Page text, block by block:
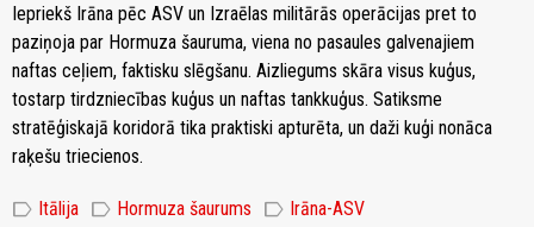
Iepriekš Irāna pēc ASV un Izraēlas militārās operācijas pret to
paziņoja par Hormuza šauruma, viena no pasaules galvenajiem
naftas ceļiem, faktisku slēgšanu. Aizliegums skāra visus kuģus,
tostarp tirdzniecības kuģus un naftas tankkuģus. Satiksme
stratēģiskajā koridorā tika praktiski apturēta, un daži kuģi nonāca
raķešu triecienos.
label Itālija label Hormuza šaurums label Irāna-ASV